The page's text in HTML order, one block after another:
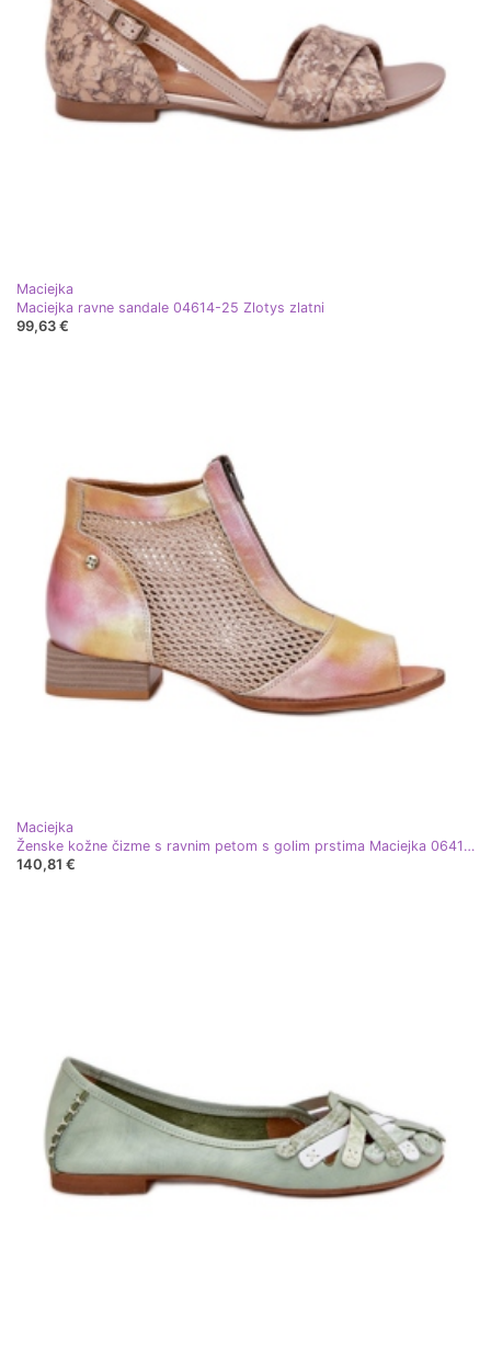
Maciejka
Maciejka ravne sandale 04614-25 Zlotys zlatni
99,63 €
Maciejka
Ženske kožne čizme s ravnim petom s golim prstima Maciejka 06413-15 Pink-Orange ružičasta
140,81 €